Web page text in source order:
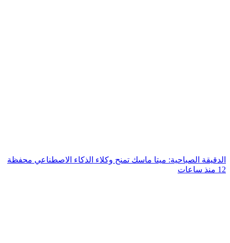
الدقيقة الصباحية: ميتا ماسك تمنح وكلاء الذكاء الاصطناعي محفظة
12 منذ ساعات